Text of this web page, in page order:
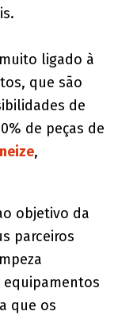
ligado à
que são
de
de peças de
,
objetivo da
parceiros
que os